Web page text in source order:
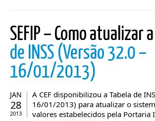
SEFIP – Como atualizar
de INSS (Versão 32.0 –
16/01/2013)
JAN
28
2013
A CEF disponibilizou a Tabela de
16/01/2013) para atualizar o
valores estabelecidos pela